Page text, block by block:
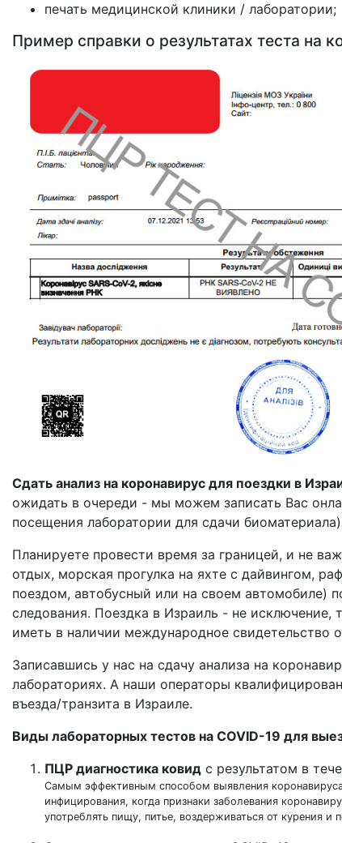
печать медицинской клиники / лаборатории;
Пример справки о результатах теста на
Сдать анализ на коронавирус для поездки в
ожидать в очереди - мы можем записать Вас
посещения лаборатории для сдачи
Планируете провести время за границей, и не
отдых, морская прогулка на яхте с дайвингом,
поездом, автобусный или на своем автомобиле)
следования. Поездка в Израиль - не исключение,
иметь в наличии международное свидетельство
Записавшись у нас на сдачу анализа на
лабораториях. А наши операторы
въезда/транзита в Израиле.
Виды лабораторных тестов на COVID-19 для
ПЦР диагностика ковид с результатом в
Самым эффективным способом выявления
инфицирования, когда признаки заболевания
употреблять пищу, питье, воздерживаться от курения и